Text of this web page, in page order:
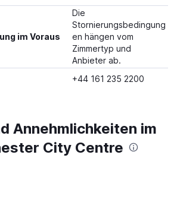
im Voraus
Die
Stornierungsbedingung
en hängen vom
Zimmertyp und
Anbieter ab.
+44 161 235 2200
Annehmlichkeiten im
City Centre